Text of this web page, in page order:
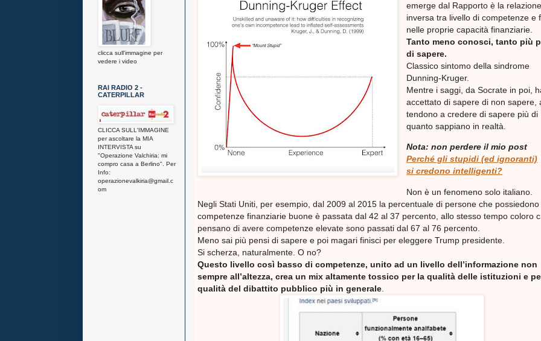
emerge dal Rapporto è la
inversa tra livello di competenze e
nelle proprie capacità finanziarie.
Tanto meno conosci, tanto più
di sapere.
Classico sintomo della sindrome
Dunning-Kruger.
Mentre i saggi, da Socrate in poi,
accettato di sapere di non sapere,
tendono a credere di sapere più di
quanto sappiano in realtà.
Nota: non perdere il mio post
Perché gli stupidi (ed ignoranti)
si credono intelligenti?
Non è un fenomeno solo italiano.
Negli Stati Uniti, per esempio, dal 2009 al 2015 la percentuale di persone che possiedono
competenze finanziarie buone è passata dal 42 al 37 percento, allo stesso tempo coloro
pensano di avere competenze elevate sono passati dal 67 al 76 percento.
Meno sai più pensi di sapere e poi magari finisci per eleggere Trump presidente.
Si scherza, naturalmente. O no?
Questo livello così basso di competenze, unito ad un livello dell’informazione non
sempre all’altezza, crea un mix altamente tossico per la qualità delle istituzioni e
qualità del dibattito pubblico più in generale
clicca sull'immagine per
vedere i video
RAI RADIO 2 -
CATERPILLAR
CLICCA SULL'IMMAGINE
per ascoltare la MIA
INTERVISTA su
"Operazione Valchiria: mi
compro casa a Berlino". Per
Info:
operazionevalkiria@gmail.c
om